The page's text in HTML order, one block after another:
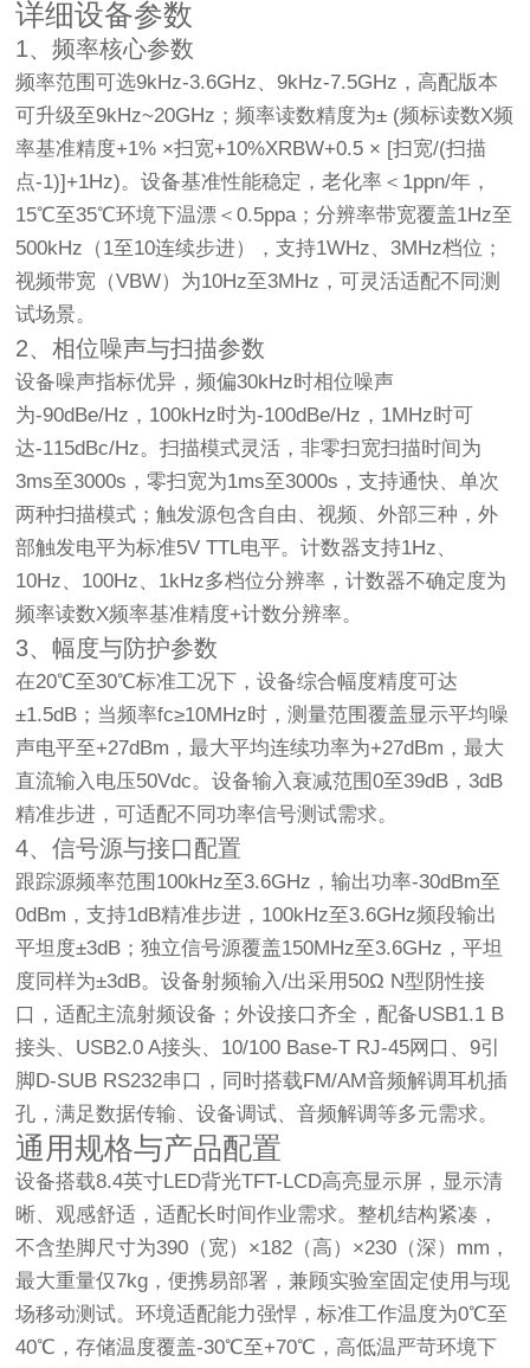
详细设备参数
1、频率核心参数
频率范围可选9kHz-3.6GHz、9kHz-7.5GHz，高配版本
可升级至9kHz~20GHz；频率读数精度为± (频标读数X频
率基准精度+1% ×扫宽+10%XRBW+0.5 × [扫宽/(扫描
点-1)]+1Hz)。设备基准性能稳定，老化率＜1ppn/年，
15℃至35℃环境下温漂＜0.5ppa；分辨率带宽覆盖1Hz至
500kHz（1至10连续步进），支持1WHz、3MHz档位；
视频带宽（VBW）为10Hz至3MHz，可灵活适配不同测
试场景。
2、相位噪声与扫描参数
设备噪声指标优异，频偏30kHz时相位噪声
为-90dBe/Hz，100kHz时为-100dBe/Hz，1MHz时可
达-115dBc/Hz。扫描模式灵活，非零扫宽扫描时间为
3ms至3000s，零扫宽为1ms至3000s，支持通快、单次
两种扫描模式；触发源包含自由、视频、外部三种，外
部触发电平为标准5V TTL电平。计数器支持1Hz、
10Hz、100Hz、1kHz多档位分辨率，计数器不确定度为
频率读数X频率基准精度+计数分辨率。
3、幅度与防护参数
在20℃至30℃标准工况下，设备综合幅度精度可达
±1.5dB；当频率fc≥10MHz时，测量范围覆盖显示平均噪
声电平至+27dBm，最大平均连续功率为+27dBm，最大
直流输入电压50Vdc。设备输入衰减范围0至39dB，3dB
精准步进，可适配不同功率信号测试需求。
4、信号源与接口配置
跟踪源频率范围100kHz至3.6GHz，输出功率-30dBm至
0dBm，支持1dB精准步进，100kHz至3.6GHz频段输出
平坦度±3dB；独立信号源覆盖150MHz至3.6GHz，平坦
度同样为±3dB。设备射频输入/出采用50Ω N型阴性接
口，适配主流射频设备；外设接口齐全，配备USB1.1 B
接头、USB2.0 A接头、10/100 Base-T RJ-45网口、9引
脚D-SUB RS232串口，同时搭载FM/AM音频解调耳机插
孔，满足数据传输、设备调试、音频解调等多元需求。
通用规格与产品配置
设备搭载8.4英寸LED背光TFT-LCD高亮显示屏，显示清
晰、观感舒适，适配长时间作业需求。整机结构紧凑，
不含垫脚尺寸为390（宽）×182（高）×230（深）mm，
最大重量仅7kg，便携易部署，兼顾实验室固定使用与现
场移动测试。环境适配能力强悍，标准工作温度为0℃至
40℃，存储温度覆盖-30℃至+70℃，高低温严苛环境下